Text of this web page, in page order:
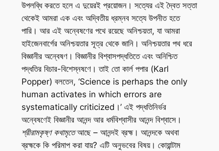
উপলব্ধি করতে হলে এ দুয়েরই প্রয়োজন। সত্যের এই দ্বৈত সত্তা
থেকেই আমরা এক এবং অদ্বিতীয় ধ্রম্নব সত্যে উপনীত হতে
পারি। আর এই অন্বেষণের পথে রয়েছে অনিশ্চয়তা, যা আমরা
হাইজেনবার্গের অনিশ্চয়তার সূত্র থেকে জানি। অনিশ্চয়তার পথ ধরে
বিজ্ঞানীর অন্বেষণ। বিজ্ঞানীর বিশ্বাসপদ্ধতিতে এবং অনিশ্চিত
পদ্ধতির বিচার-বিশেস্নষণে। তাই তো কার্ল পপার (Karl
Popper) বলতেন, ‘Science is perhaps the only
human activates in which errors are
systematically criticized।’ এই পদ্ধতিনির্ভর
অন্বেষণেই বিজ্ঞানীর আনন্দ আর ধর্মবিশ্বাসীর আনন্দ বিশ্বাসে।
শ্রীরামকৃষ্ণ কথামৃতেআছে – আনন্দই ব্রহ্ম। আনন্দকে অথবা
ব্রহ্মকে কি পরিমাপ করা যায়? এটি অনুভবের বিষয়। কোয়ান্টাম